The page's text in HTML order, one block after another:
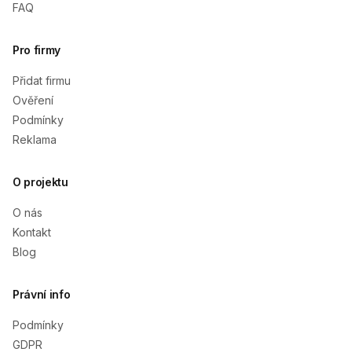
FAQ
Pro firmy
Přidat firmu
Ověření
Podmínky
Reklama
O projektu
O nás
Kontakt
Blog
Právní info
Podmínky
GDPR